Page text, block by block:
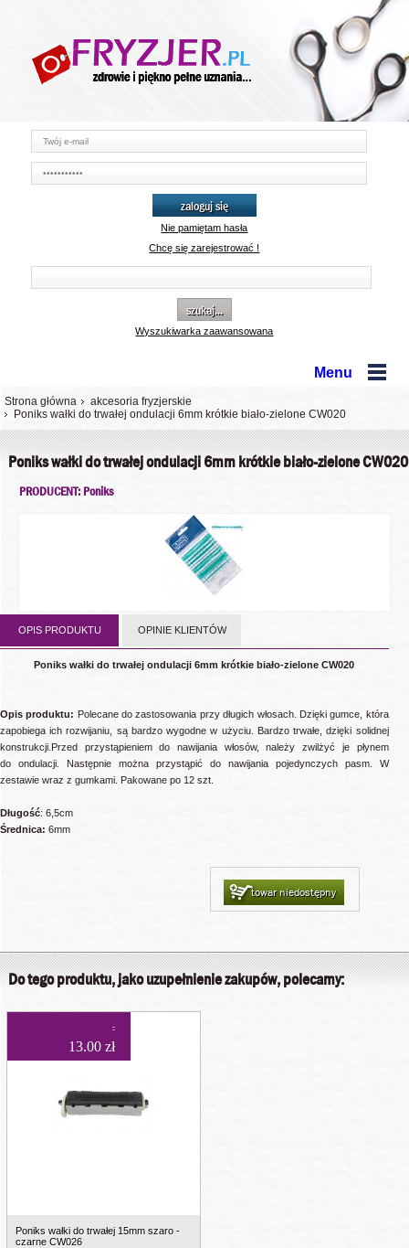
zaloguj się
Nie pamiętam hasła
Chcę się zarejestrować !
szukaj...
Wyszukiwarka zaawansowana
Menu
Strona główna
akcesoria fryzjerskie
Poniks wałki do trwałej ondulacji 6mm krótkie biało-zielone CW020
Poniks wałki do trwałej ondulacji 6mm krótkie biało-zielone CW020
PRODUCENT: Poniks
OPIS PRODUKTU OPINIE KLIENTÓW
Poniks wałki do trwałej ondulacji 6mm krótkie biało-zielone CW020
Opis produktu: Polecane do zastosowania przy długich włosach. Dzięki gumce, która
zapobiega ich rozwijaniu, są bardzo wygodne w użyciu. Bardzo trwałe, dzięki solidnej
konstrukcji.Przed przystąpieniem do nawijania włosów, należy zwilżyć je płynem
do ondulacji. Następnie można przystąpić do nawijania pojedynczych pasm. W
zestawie wraz z gumkami. Pakowane po 12 szt.
Długość: 6,5cm
Średnica: 6mm
towar niedostępny
Do tego produktu, jako uzupełnienie zakupów, polecamy:
13.00 zł
Poniks wałki do trwałej 15mm szaro -
czarne CW026